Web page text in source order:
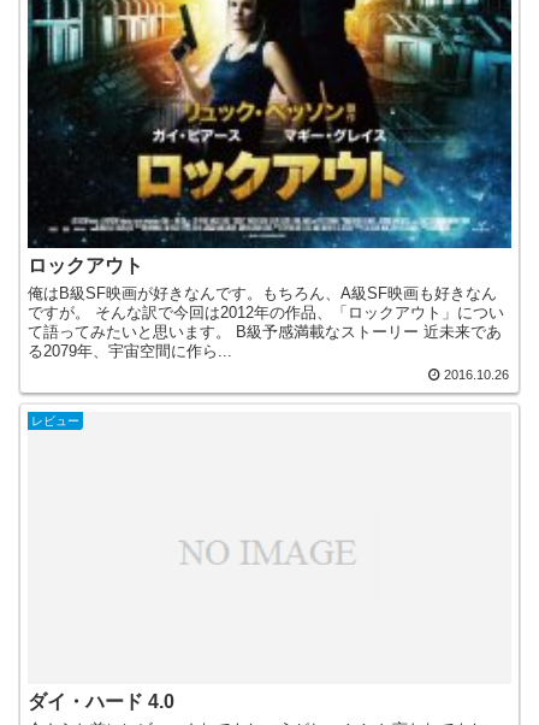
ロックアウト
俺はB級SF映画が好きなんです。もちろん、A級SF映画も好きなん
ですが。 そんな訳で今回は2012年の作品、「ロックアウト」につい
て語ってみたいと思います。 B級予感満載なストーリー 近未来であ
る2079年、宇宙空間に作ら...
2016.10.26
レビュー
ダイ・ハード 4.0